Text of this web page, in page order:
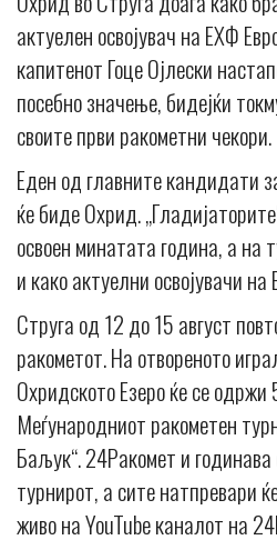
актуелен освојувач на ЕХФ
капитенот Гоце Ојлески
посебно значење, бидејќи
своите први ракометни чекори.
Еден од главните кандидати
ќе биде Охрид.
освоен минатата година, а на
и како актуелни освојувачи
Струга од 12 до 15 август
ракометот. На отвореното
Охридското Езеро ќе се
Меѓународниот ракометен
Баљук“. 24Ракомет и
турнирот, а сите натпревари
живо на YouTube каналот на